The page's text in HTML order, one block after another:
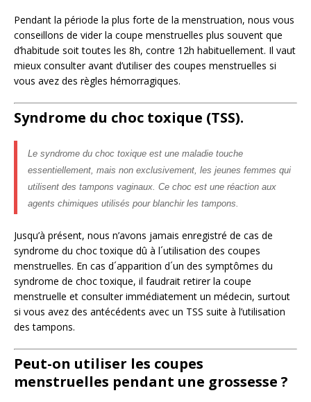
Pendant la période la plus forte de la menstruation, nous vous
conseillons de vider la coupe menstruelles plus souvent que
d’habitude soit toutes les 8h, contre 12h habituellement. Il vaut
mieux consulter avant d’utiliser des coupes menstruelles si
vous avez des règles hémorragiques.
Syndrome du choc toxique (TSS).
Le syndrome du choc toxique est une maladie touche
essentiellement, mais non exclusivement, les jeunes femmes qui
utilisent des tampons vaginaux. Ce choc est une réaction aux
agents chimiques utilisés pour blanchir les tampons.
Jusqu’à présent, nous n’avons jamais enregistré de cas de
syndrome du choc toxique dû à l´utilisation des coupes
menstruelles. En cas d´apparition d´un des symptômes du
syndrome de choc toxique, il faudrait retirer la coupe
menstruelle et consulter immédiatement un médecin, surtout
si vous avez des antécédents avec un TSS suite à l’utilisation
des tampons.
Peut-on utiliser les coupes
menstruelles pendant une grossesse ?